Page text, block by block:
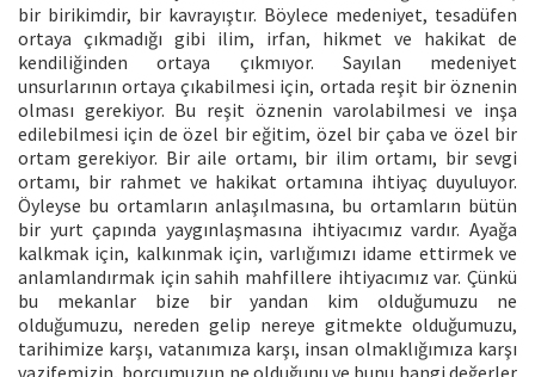
bir birikimdir, bir kavrayıştır. Böylece medeniyet, tesadüfen
ortaya çıkmadığı gibi ilim, irfan, hikmet ve hakikat de
kendiliğinden ortaya çıkmıyor. Sayılan medeniyet
unsurlarının ortaya çıkabilmesi için, ortada reşit bir öznenin
olması gerekiyor. Bu reşit öznenin varolabilmesi ve inşa
edilebilmesi için de özel bir eğitim, özel bir çaba ve özel bir
ortam gerekiyor. Bir aile ortamı, bir ilim ortamı, bir sevgi
ortamı, bir rahmet ve hakikat ortamına ihtiyaç duyuluyor.
Öyleyse bu ortamların anlaşılmasına, bu ortamların bütün
bir yurt çapında yaygınlaşmasına ihtiyacımız vardır. Ayağa
kalkmak için, kalkınmak için, varlığımızı idame ettirmek ve
anlamlandırmak için sahih mahfillere ihtiyacımız var. Çünkü
bu mekanlar bize bir yandan kim olduğumuzu ne
olduğumuzu, nereden gelip nereye gitmekte olduğumuzu,
tarihimize karşı, vatanımıza karşı, insan olmaklığımıza karşı
vazifemizin, borcumuzun ne olduğunu ve bunu hangi değerler